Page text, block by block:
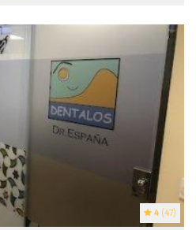
4 (47)